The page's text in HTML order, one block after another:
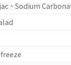
、Sodium